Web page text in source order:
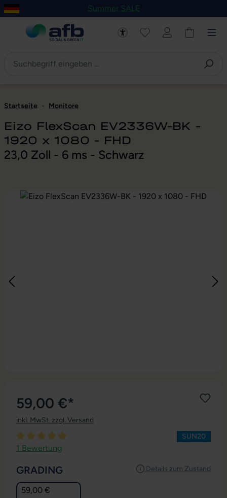
Hauptinhalt springen
Zur Navigation der B2B-Plattform springen
Summer SALE
Startseite - Monitore
Eizo FlexScan EV2336W-BK -
1920 x 1080 - FHD
23,0 Zoll - 6 ms - Schwarz
Bildergalerie überspringen
59,00 €*
inkl. MwSt. zzgl. Versand
Durchschnittliche Bewertung von 5 von 5 Sternen
1 Bewertung
SUN20
Details zum Zustand
GRADING
59,00 €